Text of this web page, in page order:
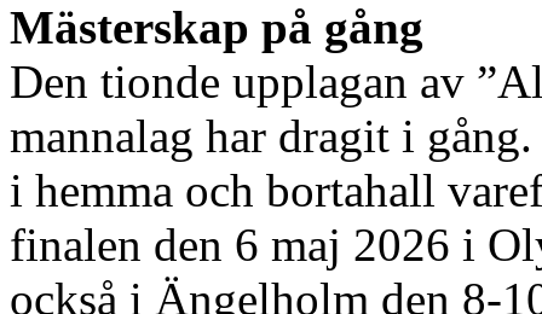
Mästerskap på gång
Den tionde upplagan av
mannalag har dragit i
i hemma och bortahall
finalen den 6 maj 2026 i
också i Ängelholm den 8-